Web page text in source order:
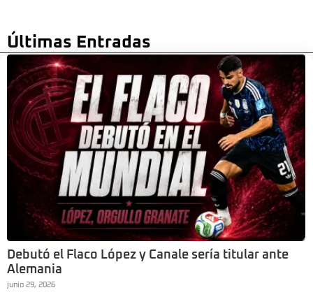
Últimas Entradas
Debutó el Flaco López y Canale sería titular ante
Alemania
junio 29, 2026